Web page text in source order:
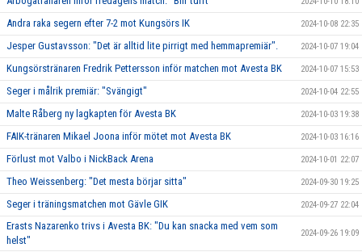
Andra raka segern efter 7-2 mot Kungsörs IK 2024-10-08 22:35
Jesper Gustavsson: "Det är alltid lite pirrigt med hemmapremiär". 2024-10-07 19:04
Kungsörstränaren Fredrik Pettersson inför matchen mot Avesta BK 2024-10-07 15:53
Seger i målrik premiär: "Svängigt" 2024-10-04 22:55
Malte Råberg ny lagkapten för Avesta BK 2024-10-03 19:38
FAIK-tränaren Mikael Joona inför mötet mot Avesta BK 2024-10-03 16:16
Förlust mot Valbo i NickBack Arena 2024-10-01 22:07
Theo Weissenberg: "Det mesta börjar sitta" 2024-09-30 19:25
Seger i träningsmatchen mot Gävle GIK 2024-09-27 22:04
Erasts Nazarenko trivs i Avesta BK: "Du kan snacka med vem som
helst"
2024-09-26 19:09